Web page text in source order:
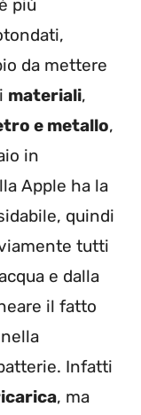
più
da mettere
materiali,
e metallo,
in
Apple ha la
quindi
tutti
e dalla
il fatto
Infatti
, ma